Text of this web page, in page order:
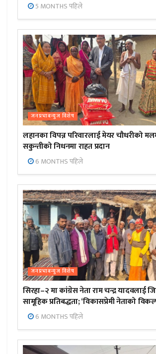
5 MONTHS पहिले
जनप्रभाबन्युज विशेष
लहानका विपन्न परिवारलाई मेयर चौधरीको
सकुन्तीको निधनमा राहत प्रदान
6 MONTHS पहिले
जनप्रभाबन्युज विशेष
सिरहा–२ मा कांग्रेस नेता राम चन्द्र यादवलाई
सामूहिक प्रतिबद्धता; ‘विकासप्रेमी नेताको
6 MONTHS पहिले